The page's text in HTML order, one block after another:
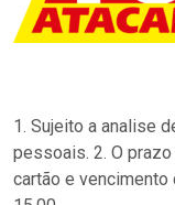
1. Sujeito a analise
pessoais. 2. O
cartão e vencimento